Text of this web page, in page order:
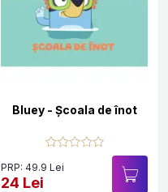
Bluey - Școala de înot
PRP: 49.9 Lei
24 Lei